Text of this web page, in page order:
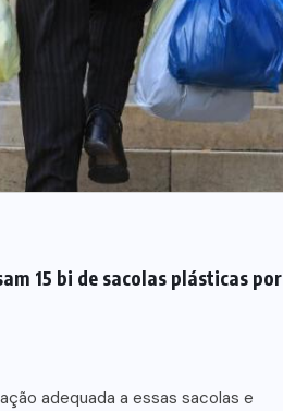
15 bi de sacolas plásticas por
adequada a essas sacolas e